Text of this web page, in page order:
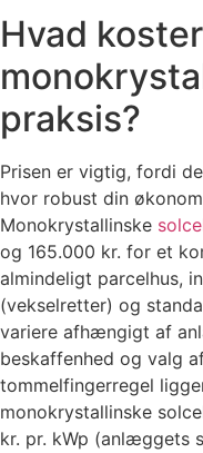
Hvad koster
praksis?
Prisen er vigtig, fordi
hvor robust din
Monokrystallinske
og 165.000 kr. for et
almindeligt parcelhus,
(vekselretter) og
variere afhængigt af
beskaffenhed og valg
tommelfingerregel
monokrystallinske
kr. pr. kWp (anlæggets